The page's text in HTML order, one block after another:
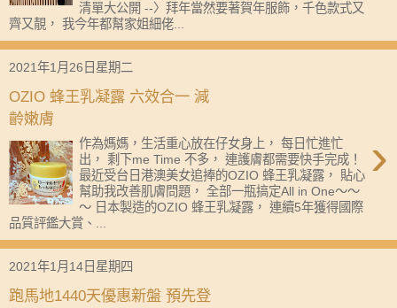
清單大公開 --〉拜年當然要著賀年服飾，千色款式又
齊又靚， 我今年都幫家姐細佬...
2021年1月26日星期二
OZIO 蜂王乳凝露 六效合一 減
齡嫩膚
›
作為媽媽，生活重心放在仔女身上， 每日忙進忙
出， 剩下me Time 不多， 連護膚都需要快手完成！
最近受台日港澳美女追捧的OZIO 蜂王乳凝露， 貼心
幫助我改善肌膚問題， 全部一瓶搞定All in One～～
～ 日本製造的OZIO 蜂王乳凝露， 連續5年獲得國際
品質評鑑大賞、...
2021年1月14日星期四
跑馬地1440天優惠新盤 預先登